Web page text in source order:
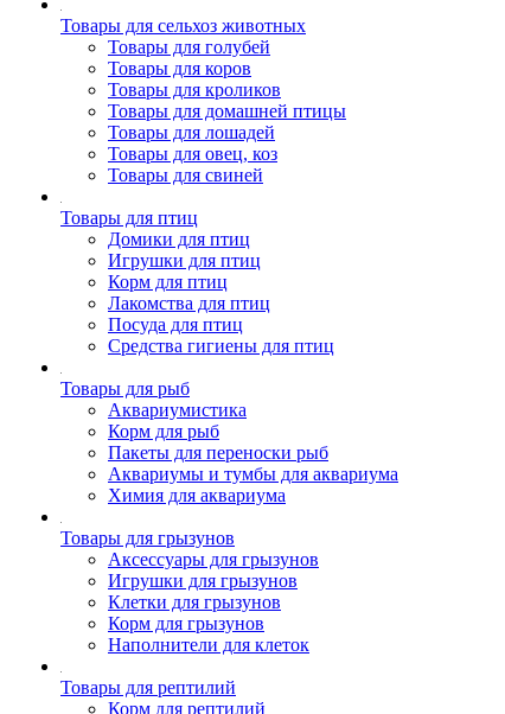
Товары для сельхоз животных
Товары для голубей
Товары для коров
Товары для кроликов
Товары для домашней птицы
Товары для лошадей
Товары для овец, коз
Товары для свиней
Товары для птиц
Домики для птиц
Игрушки для птиц
Корм для птиц
Лакомства для птиц
Посуда для птиц
Средства гигиены для птиц
Товары для рыб
Аквариумистика
Корм для рыб
Пакеты для переноски рыб
Аквариумы и тумбы для аквариума
Химия для аквариума
Товары для грызунов
Аксессуары для грызунов
Игрушки для грызунов
Клетки для грызунов
Корм для грызунов
Наполнители для клеток
Товары для рептилий
Корм для рептилий